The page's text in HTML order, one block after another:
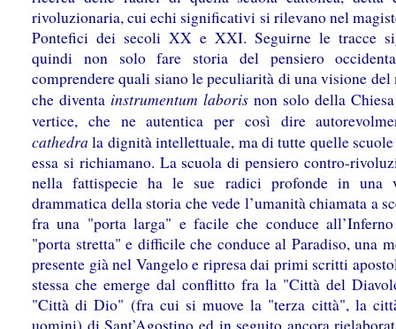
rivoluzionaria, cui echi significativi si rilevano nel
Pontefici dei secoli XX e XXI. Seguirne le tracce
quindi non solo fare storia del pensiero
comprendere quali siano le peculiarità di una visione del
che diventa instrumentum laboris non solo della
vertice, che ne autentica per così dire
cathedra la dignità intellettuale, ma di tutte quelle scuole
essa si richiamano. La scuola di pensiero contro-
nella fattispecie ha le sue radici profonde in una
drammatica della storia che vede l’umanità chiamata a
fra una "porta larga" e facile che conduce
"porta stretta" e difficile che conduce al Paradiso, una
presente già nel Vangelo e ripresa dai primi scritti
stessa che emerge dal conflitto fra la "Città del
"Città di Dio" (fra cui si muove la "terza città", la